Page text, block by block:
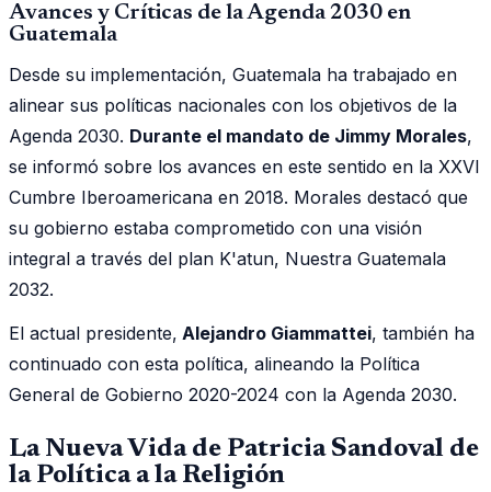
Avances y Críticas de la Agenda 2030 en
Guatemala
Desde su implementación, Guatemala ha trabajado en
alinear sus políticas nacionales con los objetivos de la
Agenda 2030. Durante el mandato de Jimmy Morales,
se informó sobre los avances en este sentido en la XXVI
Cumbre Iberoamericana en 2018. Morales destacó que
su gobierno estaba comprometido con una visión
integral a través del plan K'atun, Nuestra Guatemala
2032.
El actual presidente, Alejandro Giammattei, también ha
continuado con esta política, alineando la Política
General de Gobierno 2020-2024 con la Agenda 2030.
La Nueva Vida de Patricia Sandoval de
la Política a la Religión